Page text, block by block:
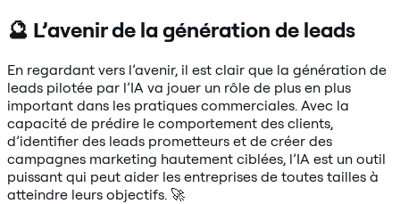
🔮 L’avenir de la génération de leads
En regardant vers l’avenir, il est clair que la génération de
leads pilotée par l’IA va jouer un rôle de plus en plus
important dans les pratiques commerciales. Avec la
capacité de prédire le comportement des clients,
d’identifier des leads prometteurs et de créer des
campagnes marketing hautement ciblées, l’IA est un outil
puissant qui peut aider les entreprises de toutes tailles à
atteindre leurs objectifs. 🚀